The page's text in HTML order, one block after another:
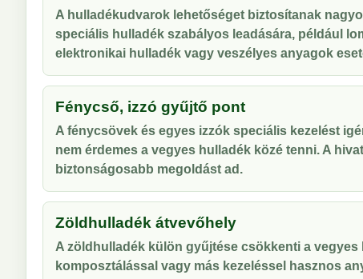
A hulladékudvarok lehetőséget biztosítanak
speciális hulladék szabályos leadására, például
elektronikai hulladék vagy veszélyes anyagok
Fénycső, izzó gyűjtő pont
A fénycsövek és egyes izzók speciális kezelést
nem érdemes a vegyes hulladék közé tenni. A
biztonságosabb megoldást ad.
Zöldhulladék átvevőhely
A zöldhulladék külön gyűjtése csökkenti a
komposztálással vagy más kezeléssel hasznos